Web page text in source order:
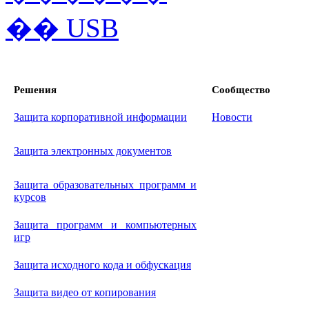
Решения Сообщество
Защита корпоративной информации Новости
Защита электронных документов
Защита образовательных программ и
курсов
Защита программ и компьютерных
игр
Защита исходного кода и обфускация
Защита видео от копирования